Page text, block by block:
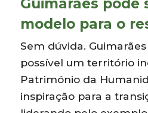
Guimarães pode
modelo para o
Sem dúvida.
possível um território
Património da
inspiração para a